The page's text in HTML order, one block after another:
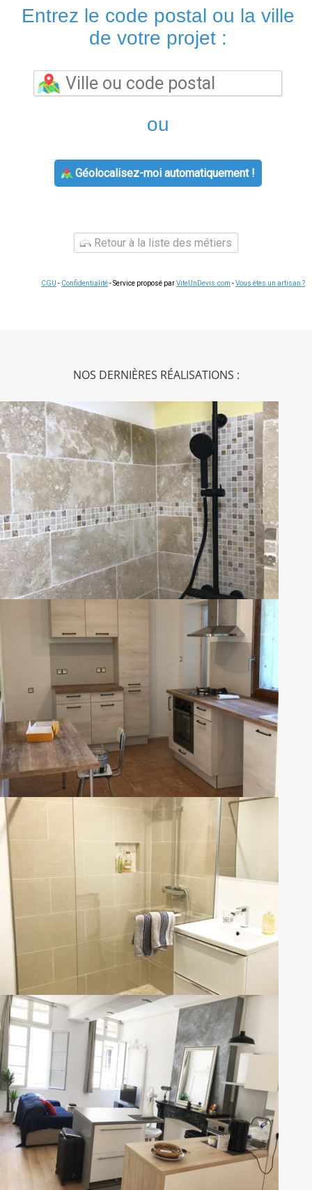
Entrez le code postal ou la ville
de votre projet :
ou
Géolocalisez-moi automatiquement !
Retour à la liste des métiers
CGU - Confidentialité- Service proposé parViteUnDevis.com -Vous êtes un artisan ?
NOS DERNIÈRES RÉALISATIONS :